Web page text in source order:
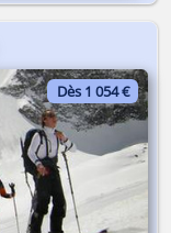
Dès 1 054 €